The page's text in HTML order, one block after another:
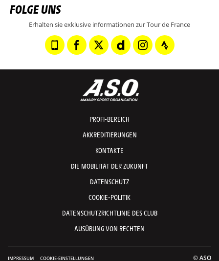
FOLGE UNS
Erhalten sie exklusive informationen zur Tour de France
PROFI-BEREICH
AKKREDITIERUNGEN
KONTAKTE
DIE MOBILITÄT DER ZUKUNFT
DATENSCHUTZ
COOKIE-POLITIK
DATENSCHUTZRICHTLINIE DES CLUB
AUSÜBUNG VON RECHTEN
IMPRESSUM COOKIE-EINSTELLUNGEN © ASO